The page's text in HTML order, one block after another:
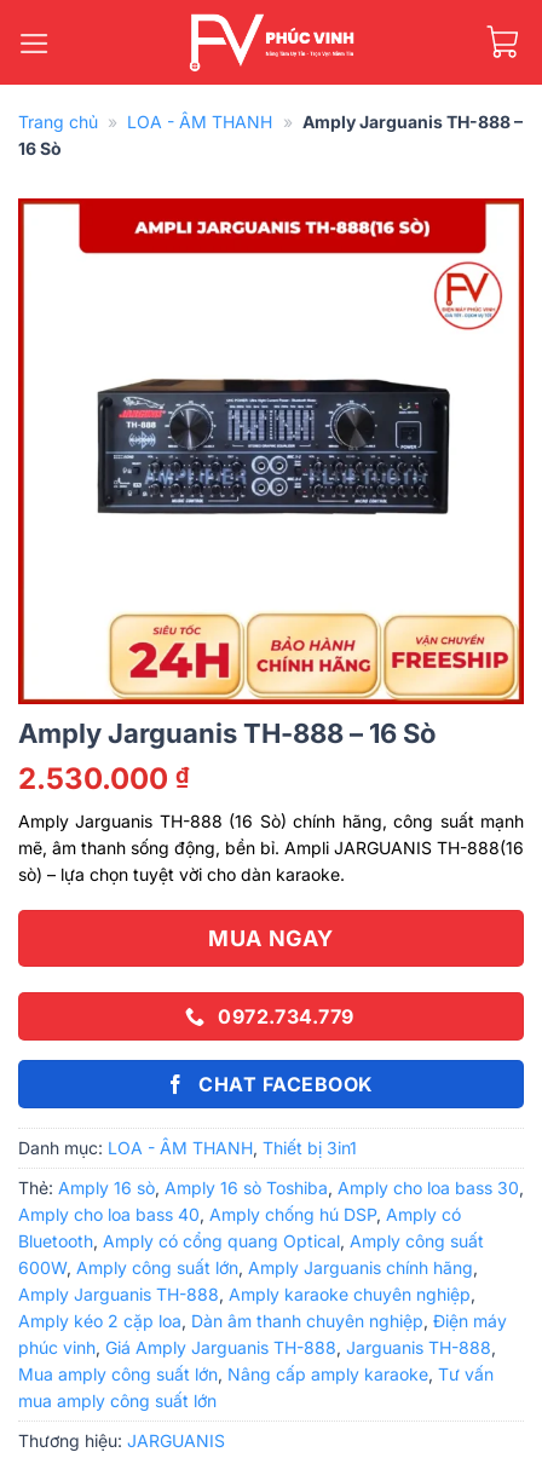
qua
Trang chủ » LOA - ÂM THANH » Amply Jarguanis TH-888 –
16 Sò
Amply Jarguanis TH-888 – 16 Sò
2.530.000 ₫
Amply Jarguanis TH-888 (16 Sò) chính hãng, công suất mạnh
mẽ, âm thanh sống động, bền bỉ. Ampli JARGUANIS TH-888(16
sò) – lựa chọn tuyệt vời cho dàn karaoke.
MUA NGAY
0972.734.779
CHAT FACEBOOK
Danh mục: LOA - ÂM THANH, Thiết bị 3in1
Thẻ: Amply 16 sò, Amply 16 sò Toshiba, Amply cho loa bass 30,
Amply cho loa bass 40, Amply chống hú DSP, Amply có
Bluetooth, Amply có cổng quang Optical, Amply công suất
600W, Amply công suất lớn, Amply Jarguanis chính hãng,
Amply Jarguanis TH-888, Amply karaoke chuyên nghiệp,
Amply kéo 2 cặp loa, Dàn âm thanh chuyên nghiệp, Điện máy
phúc vinh, Giá Amply Jarguanis TH-888, Jarguanis TH-888,
Mua amply công suất lớn, Nâng cấp amply karaoke, Tư vấn
mua amply công suất lớn
Thương hiệu: JARGUANIS